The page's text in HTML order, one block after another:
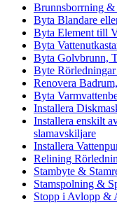
Brunnsborrning &
Byta Blandare
Byta Element till
Byta
Byta Golvbrunn,
Byte
Renovera
Byta
Installera
Installera enskilt
slamavskiljare
Installera
Relining
Stambyte &
Stamspolning &
Stopp i Avlopp &